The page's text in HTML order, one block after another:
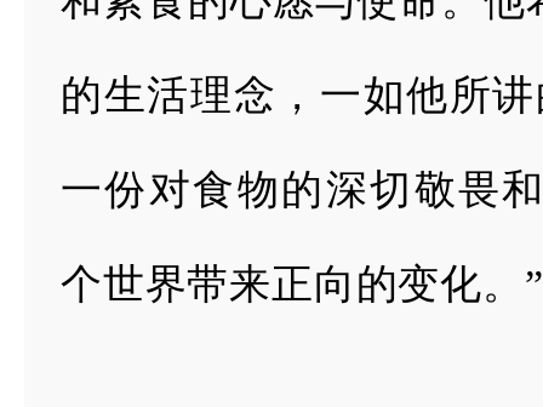
的生活理念， 一如他所
一份对食物的深切敬畏
个世界带来正向的变化。”